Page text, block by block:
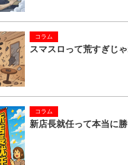
スマスロって荒すぎじゃ
コラム
新店長就任って本当に勝
コラム